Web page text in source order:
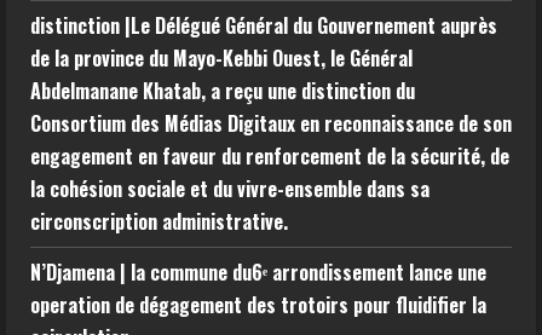
distinction |Le Délégué Général du Gouvernement auprès
de la province du Mayo-Kebbi Ouest, le Général
Abdelmanane Khatab, a reçu une distinction du
Consortium des Médias Digitaux en reconnaissance de son
engagement en faveur du renforcement de la sécurité, de
la cohésion sociale et du vivre-ensemble dans sa
circonscription administrative.
N’Djamena | la commune du6ᵉ arrondissement lance une
operation de dégagement des trotoirs pour fluidifier la